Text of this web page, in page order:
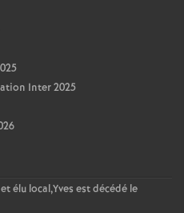
Inter 2025
élu local,Yves est décédé le